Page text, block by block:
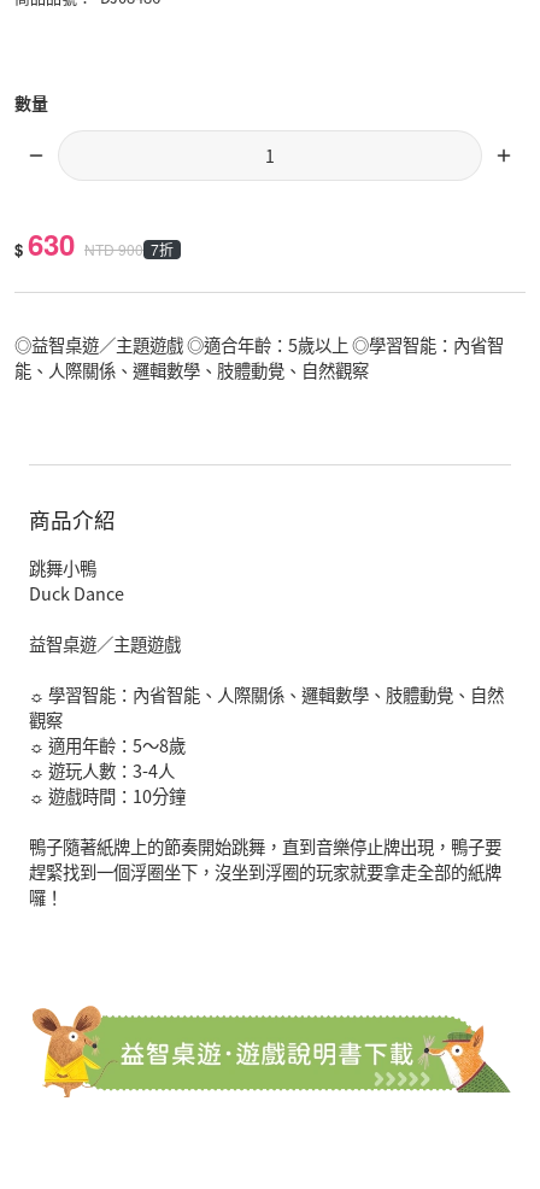
數量
$ 630 NTD900 7折
◎益智桌遊／主題遊戲 ◎適合年齡：5歲以上 ◎學習智能：內省智
能、人際關係、邏輯數學、肢體動覺、自然觀察
商品介紹
跳舞小鴨
Duck Dance
益智桌遊／主題遊戲
☼ 學習智能：內省智能、人際關係、邏輯數學、肢體動覺、自然
觀察
☼ 適用年齡：5～8歲
☼ 遊玩人數：3-4人
☼ 遊戲時間：10分鐘
鴨子隨著紙牌上的節奏開始跳舞，直到音樂停止牌出現，鴨子要
趕緊找到一個浮圈坐下，沒坐到浮圈的玩家就要拿走全部的紙牌
囉！